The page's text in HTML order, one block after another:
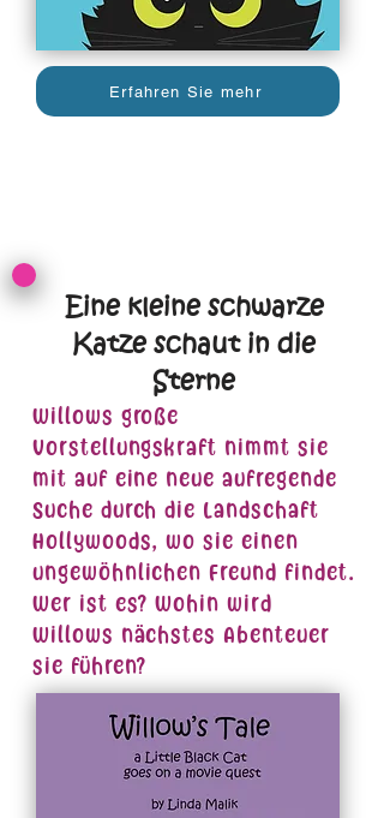
Erfahren Sie mehr
Eine kleine schwarze
Katze schaut in die
Sterne
Willows große
Vorstellungskraft nimmt sie
mit auf eine neue aufregende
Suche durch die Landschaft
Hollywoods, wo sie einen
ungewöhnlichen Freund findet.
Wer ist es? Wohin wird
Willows nächstes Abenteuer
sie führen?